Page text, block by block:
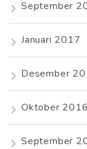
September
Januari 2017
Desember
Oktober 2016
September